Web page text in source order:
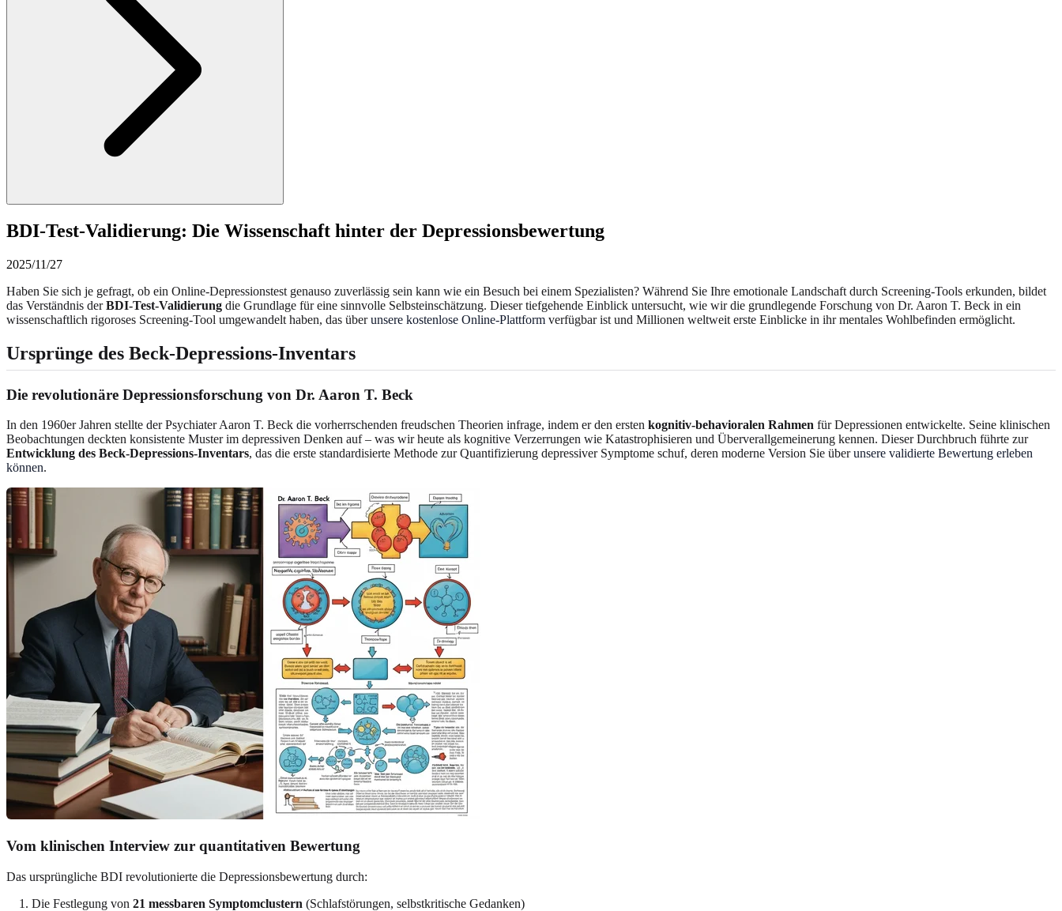
BDI-Test-Validierung: Die Wissenschaft hinter der Depressionsbewertung
2025/11/27
Haben Sie sich je gefragt, ob ein Online-Depressionstest genauso zuverlässig sein kann wie ein Besuch bei einem Spezialisten? Während Sie Ihre emotionale Landschaft durch Screening-Tools erkunden, bildet
das Verständnis derBDI-Test-Validierung die Grundlage für eine sinnvolle Selbsteinschätzung. Dieser tiefgehende Einblick untersucht, wie wir die grundlegende Forschung von Dr. Aaron T. Beck in ein
wissenschaftlich rigoroses Screening-Tool umgewandelt haben, das überunsere kostenlose Online-Plattform verfügbar ist und Millionen weltweit erste Einblicke in ihr mentales Wohlbefinden ermöglicht.
Ursprünge des Beck-Depressions-Inventars
Die revolutionäre Depressionsforschung von Dr. Aaron T. Beck
In den 1960er Jahren stellte der Psychiater Aaron T. Beck die vorherrschenden freudschen Theorien infrage, indem er den ersten kognitiv-behavioralen Rahmen für Depressionen entwickelte. Seine klinischen
Beobachtungen deckten konsistente Muster im depressiven Denken auf – was wir heute als kognitive Verzerrungen wie Katastrophisieren und Überverallgemeinerung kennen. Dieser Durchbruch führte zur
Entwicklung des Beck-Depressions-Inventars, das die erste standardisierte Methode zur Quantifizierung depressiver Symptome schuf, deren moderne Version Sie überunsere validierte Bewertung erleben
können.
Vom klinischen Interview zur quantitativen Bewertung
Das ursprüngliche BDI revolutionierte die Depressionsbewertung durch:
Die Festlegung von 21 messbaren Symptomclustern (Schlafstörungen, selbstkritische Gedanken)